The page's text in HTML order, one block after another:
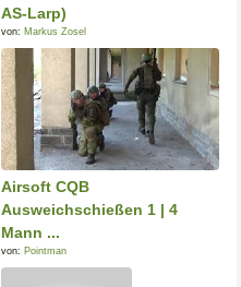
AS-Larp)
von: Markus Zosel
Airsoft CQB
Ausweichschießen 1 | 4
Mann ...
von: Pointman